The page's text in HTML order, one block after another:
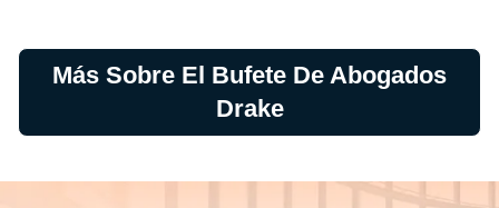
Más Sobre El Bufete De Abogados
Drake